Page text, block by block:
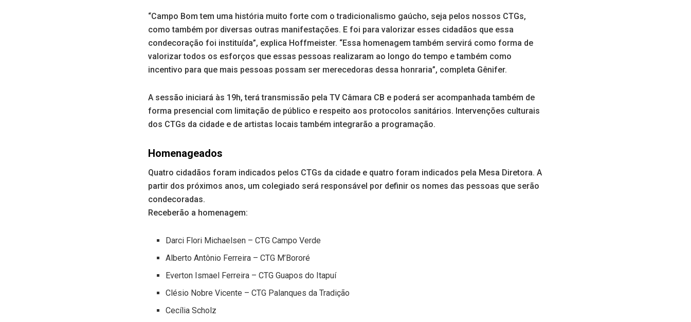
“Campo Bom tem uma história muito forte com o tradicionalismo gaúcho, seja pelos nossos CTGs,
como também por diversas outras manifestações. E foi para valorizar esses cidadãos que essa
condecoração foi instituída”, explica Hoffmeister. “Essa homenagem também servirá como forma de
valorizar todos os esforços que essas pessoas realizaram ao longo do tempo e também como
incentivo para que mais pessoas possam ser merecedoras dessa honraria”, completa Gênifer.
A sessão iniciará às 19h, terá transmissão pela TV Câmara CB e poderá ser acompanhada também de
forma presencial com limitação de público e respeito aos protocolos sanitários. Intervenções culturais
dos CTGs da cidade e de artistas locais também integrarão a programação.
Homenageados
Quatro cidadãos foram indicados pelos CTGs da cidade e quatro foram indicados pela Mesa Diretora. A
partir dos próximos anos, um colegiado será responsável por definir os nomes das pessoas que serão
condecoradas.
Receberão a homenagem:
Darci Flori Michaelsen – CTG Campo Verde
Alberto Antônio Ferreira – CTG M’Bororé
Everton Ismael Ferreira – CTG Guapos do Itapuí
Clésio Nobre Vicente – CTG Palanques da Tradição
Cecília Scholz